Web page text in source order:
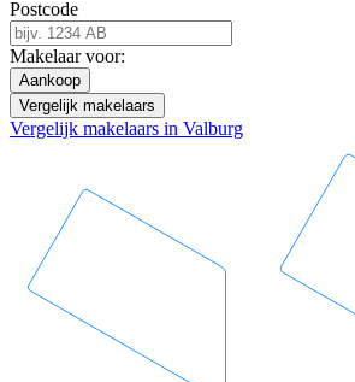
Postcode
Makelaar voor:
Aankoop
Vergelijk makelaars
Vergelijk makelaars in Valburg